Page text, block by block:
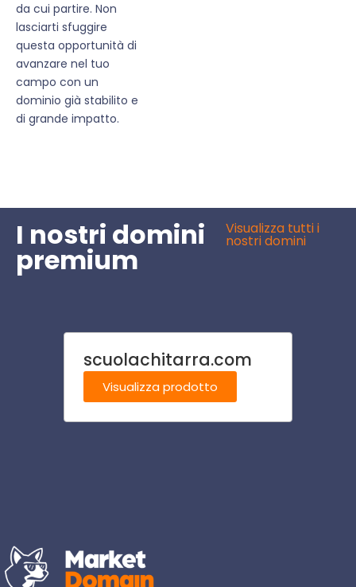
da cui partire. Non
lasciarti sfuggire
questa opportunità di
avanzare nel tuo
campo con un
dominio già stabilito e
di grande impatto.
I nostri domini
premium
Visualizza tutti i
nostri domini
scuolachitarra.com
Visualizza prodotto